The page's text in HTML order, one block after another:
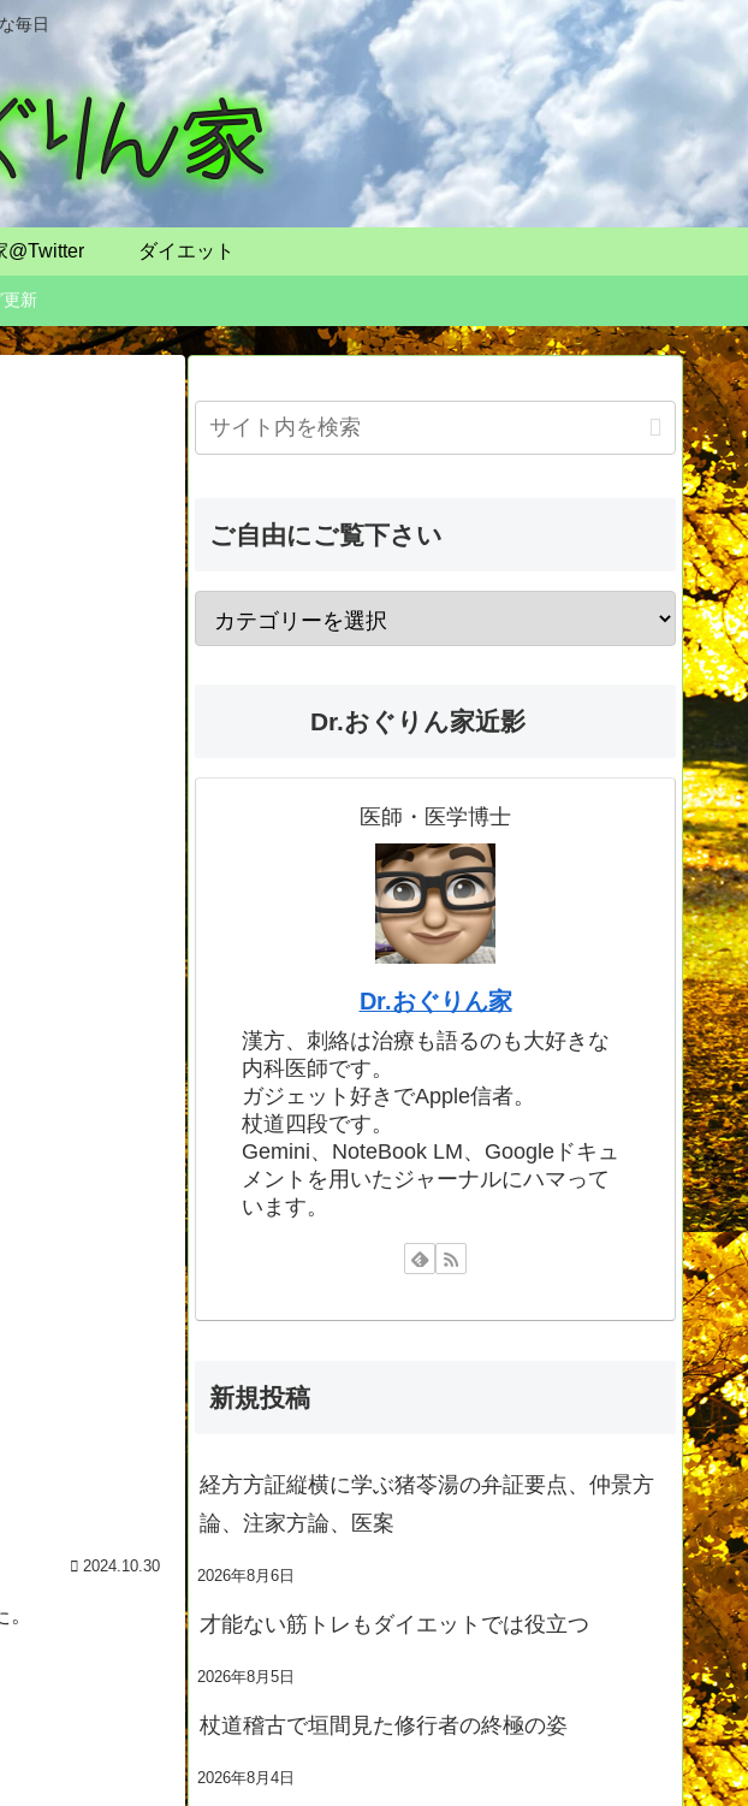
毎日
@Twitter ダイエット
更新
2024.10.30
ご自由にご覧下さい
Dr.おぐりん家近影
医師・医学博士
Dr.おぐりん家
漢方、刺絡は治療も語るのも大好きな
内科医師です。
ガジェット好きでApple信者。
杖道四段です。
Gemini、NoteBook LM、Googleドキュ
メントを用いたジャーナルにハマって
います。
新規投稿
経方方証縦横に学ぶ猪苓湯の弁証要点、仲景方
論、注家方論、医案
2026年8月6日
才能ない筋トレもダイエットでは役立つ
2026年8月5日
杖道稽古で垣間見た修行者の終極の姿
2026年8月4日